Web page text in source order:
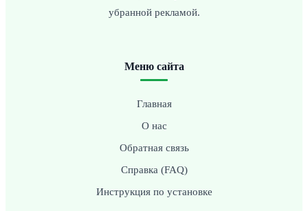
убранной рекламой.
Меню сайта
Главная
О нас
Обратная связь
Справка (FAQ)
Инструкция по установке